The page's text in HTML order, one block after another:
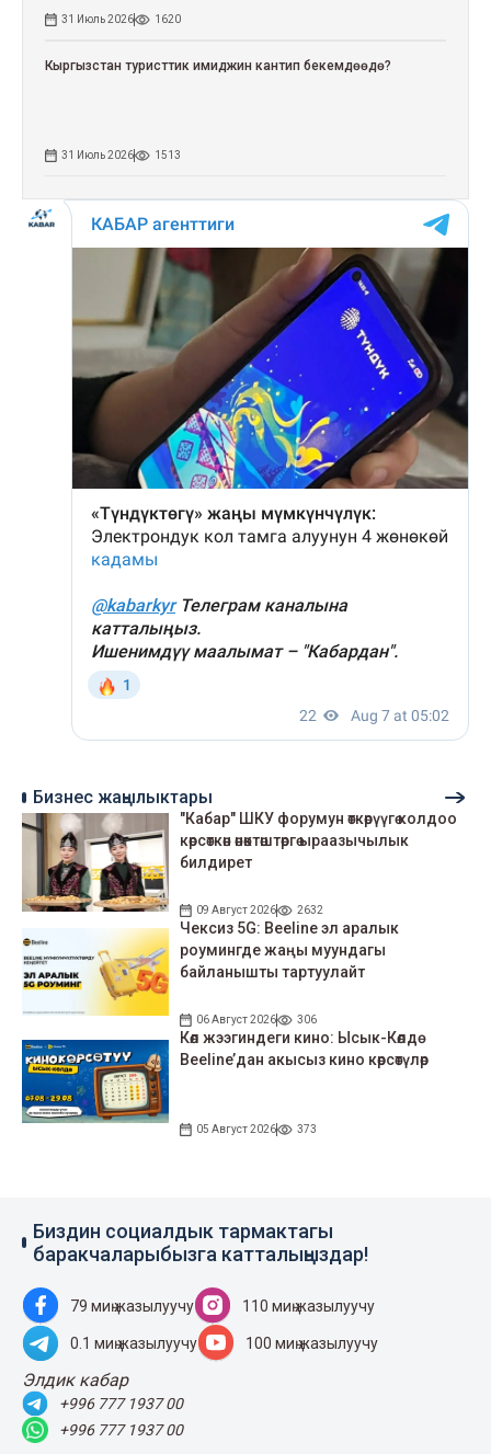
31 Июль 2026 1620
Кыргызстан туристтик имиджин кантип бекемдөөдө?
31 Июль 2026 1513
Бизнес жаңылыктары
"Кабар" ШКУ форумун өткөрүүгө колдоо
көрсөткөн өнөктөштөргө ыраазычылык
билдирет
09 Август 2026 2632
Чексиз 5G: Beeline эл аралык
роумингде жаңы муундагы
байланышты тартуулайт
06 Август 2026 306
Көл жээгиндеги кино: Ысык-Көлдө
Beeline’дан акысыз кино көрсөтүлөр
05 Август 2026 373
Биздин социалдык тармактагы
баракчаларыбызга катталыңыздар!
79 миң жазылуучу 110 миң жазылуучу
0.1 миң жазылуучу 100 миң жазылуучу
Элдик кабар
+996 777 1937 00
+996 777 1937 00